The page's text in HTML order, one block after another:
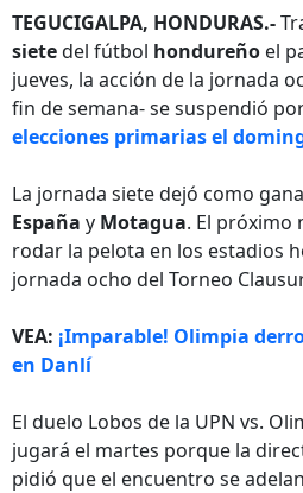
TEGUCIGALPA, HONDURAS.-
sietedel fútbol hondureño el
jueves, la acción de la jornada
fin de semana- se suspendió
elecciones primariasel
La jornada siete dejó como
España y Motagua. El próximo
rodar la pelota en los estadios
jornada ocho del Torneo
VEA: ¡Imparable! Olimpia
en Danlí
El duelo Lobos de la UPN vs.
jugará el martes porque la
pidió que el encuentro se